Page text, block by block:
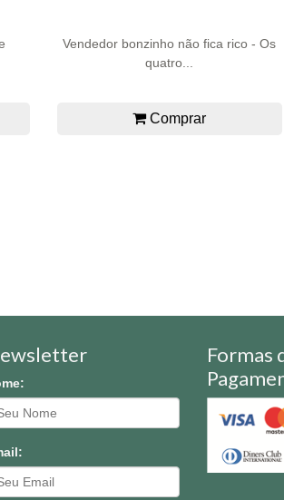
Vendedor bonzinho não fica rico - Os
quatro...
Comprar
Formas